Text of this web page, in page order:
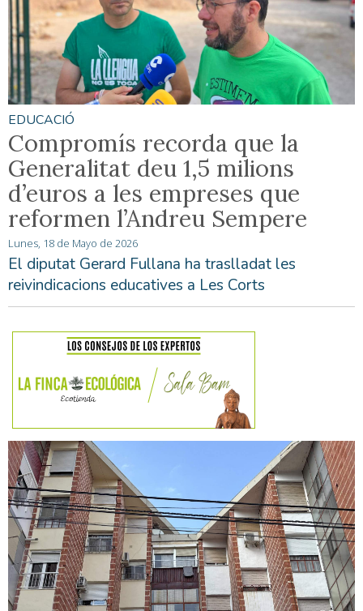
EDUCACIÓ
Compromís recorda que la
Generalitat deu 1,5 milions
d’euros a les empreses que
reformen l’Andreu Sempere
Lunes, 18 de Mayo de 2026
El diputat Gerard Fullana ha traslladat les
reivindicacions educatives a Les Corts